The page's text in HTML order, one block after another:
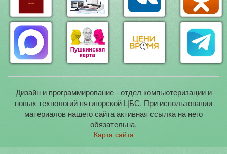
Дизайн и программирование - отдел компьютеризации и
новых технологий пятигорской ЦБС. При использовании
материалов нашего сайта активная ссылка на него
обязательна.
Карта сайта